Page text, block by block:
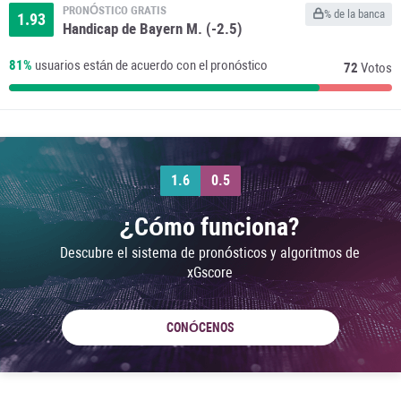
1.93 PRONÓSTICO GRATIS
Handicap de Bayern M. (-2.5)
% de la banca
81% usuarios están de acuerdo con el pronóstico 72 Votos
1.6 0.5
¿Cómo funciona?
Descubre el sistema de pronósticos y algoritmos de
xGscore
CONÓCENOS